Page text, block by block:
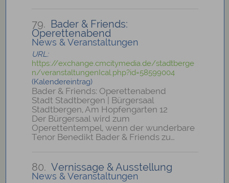
79. Bader & Friends:
Operettenabend
News & Veranstaltungen
URL:
https://exchange.cmcitymedia.de/stadtberge
n/veranstaltungenIcal.php?id=58599004
(Kalendereintrag)
Bader & Friends: Operettenabend
Stadt Stadtbergen | Bürgersaal
Stadtbergen, Am Hopfengarten 12
Der Bürgersaal wird zum
Operettentempel, wenn der wunderbare
Tenor Benedikt Bader & Friends zu…
80. Vernissage & Ausstellung
News & Veranstaltungen